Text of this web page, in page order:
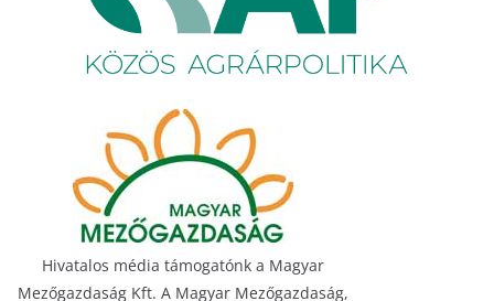
Hivatalos média támogatónk a Magyar
Mezőgazdaság Kft. A Magyar Mezőgazdaság,